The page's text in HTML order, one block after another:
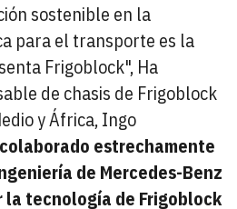
sostenible en la
para el transporte es la
Frigoblock", Ha
de chasis de Frigoblock
y África, Ingo
estrechamente
de Mercedes-Benz
la tecnología de Frigoblock